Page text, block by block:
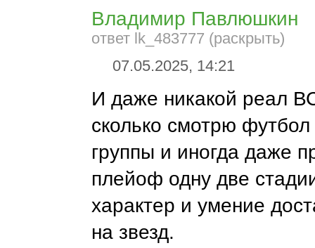
Владимир Павлюшкин
ответ lk_483777 (раскрыть)
07.05.2025, 14:21
И даже никакой реал
сколько смотрю
группы и иногда даже
плейоф одну две
характер и умение
на звезд.